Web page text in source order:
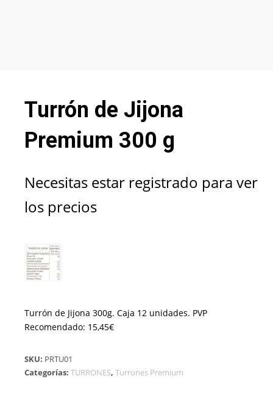
Turrón de Jijona
Premium 300 g
Necesitas estar registrado para ver
los precios
Turrón de Jijona 300g. Caja 12 unidades. PVP
Recomendado: 15,45€
SKU: PRTU01
Categorías: TURRONES, Turrones Premium